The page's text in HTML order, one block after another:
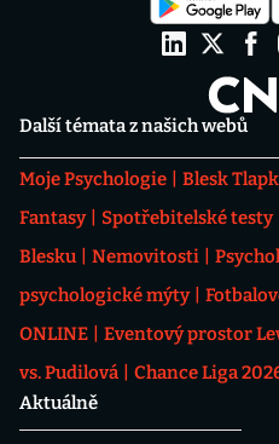
Další témata z našich webů
Moje Psychologie Blesk
Fantasy
Spotřebitelské testy
Blesku
Nemovitosti
psychologické mýty
ONLINE
Eventový prostor
vs. Pudilová
Chance Liga
Aktuálně